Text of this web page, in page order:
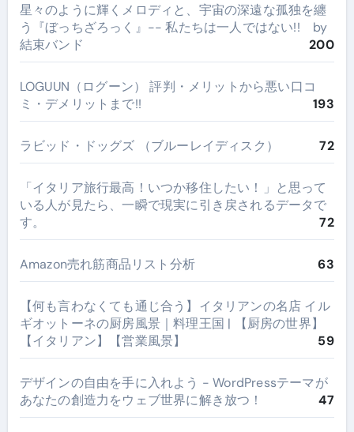
星々のように輝くメロディと、宇宙の深遠な孤独を纏
う『ぼっちざろっく』-- 私たちは一人ではない!! by
結束バンド
200
LOGUUN（ログーン） 評判・メリットから悪い口コ
ミ・デメリットまで!!
193
ラビッド・ドッグズ （ブルーレイディスク） 72
​「イタリア旅行最高！いつか移住したい！」と思って
いる人が見たら、一瞬で現実に引き戻されるデータで
す。
72
Amazon売れ筋商品リスト分析 63
【何も言わなくても通じ合う】イタリアンの名店 イル
ギオットーネの厨房風景｜料理王国 | 【厨房の世界】
【イタリアン】【営業風景】
59
デザインの自由を手に入れよう - WordPressテーマが
あなたの創造力をウェブ世界に解き放つ！
47